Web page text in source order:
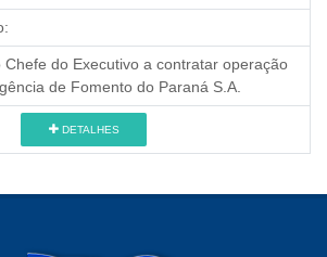
Chefe do Executivo a contratar operação
de Fomento do Paraná S.A.
DETALHES